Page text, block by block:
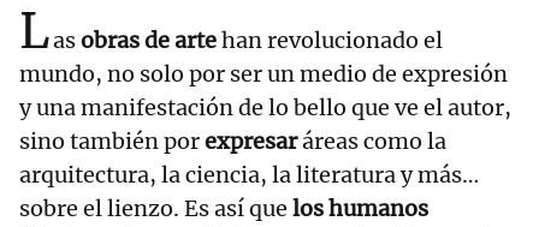
Lasobras de artehan revolucionado el
mundo, no solo por ser un medio de expresión
y una manifestación de lo bello que ve el autor,
sino también porexpresaráreas como la
arquitectura, la ciencia, la literatura y más…
sobre el lienzo. Es así que los humanos